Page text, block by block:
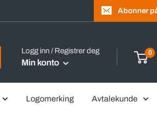
Abonner
Logg inn / Registrer deg
Min konto
0
Logomerking Avtalekunde